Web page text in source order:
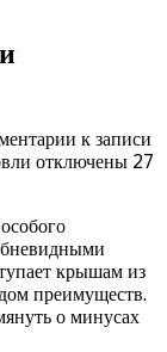
к записи
отключены 27
крышам из
преимуществ.
о минусах